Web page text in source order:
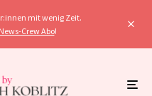
mit wenig Zeit.
News-Crew Abo!